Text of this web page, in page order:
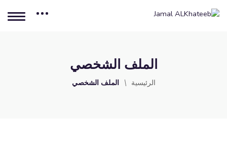
الملف الشخصي
الرئيسية الملف الشخصي